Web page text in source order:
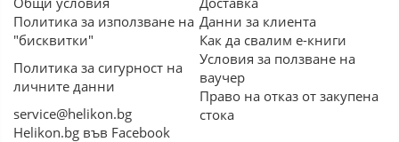
Политика за използване на
"бисквитки"
Политика за сигурност на
личните данни
service@helikon.bg
Helikon.bg във Facebook
Данни за клиента
Как да свалим е-книги
Условия за ползване на
ваучер
Право на отказ от закупена
стока